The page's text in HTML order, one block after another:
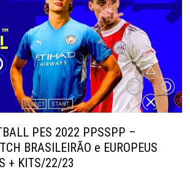
PES 2022 PPSSPP –
BRASILEIRÃO e EUROPEUS
+ KITS/22/23